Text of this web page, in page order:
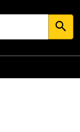
search